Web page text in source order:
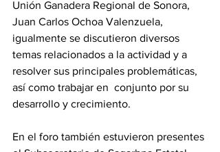
Unión Ganadera Regional de Sonora,
Juan Carlos Ochoa Valenzuela,
igualmente se discutieron diversos
temas relacionados a la actividad y a
resolver sus principales problemáticas,
así como trabajar en  conjunto por su
desarrollo y crecimiento.
En el foro también estuvieron presentes